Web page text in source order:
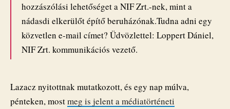
hozzászólási lehetőséget a NIF Zrt.-nek, mint a
nádasdi elkerülőt építő beruházónak.Tudna adni egy
közvetlen e-mail címet? Üdvözlettel: Loppert Dániel,
NIF Zrt. kommunikációs vezető.
Lazacz nyitottnak mutatkozott, és egy nap múlva,
pénteken, mostmeg is jelent a médiatörténeti